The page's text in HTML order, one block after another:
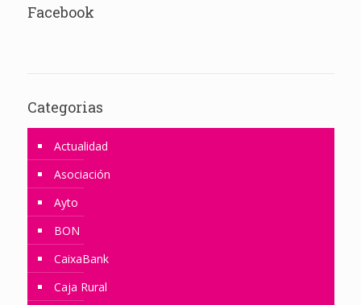
Facebook
Categorias
Actualidad
Asociación
Ayto
BON
CaixaBank
Caja Rural